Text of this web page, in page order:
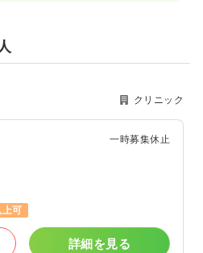
クリニック
一時募集休止
可
詳細を見る